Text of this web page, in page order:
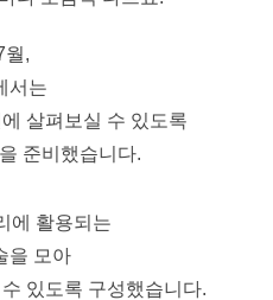
월,
서는
살펴보실 수 있도록
을 준비했습니다.
에 활용되는
을 모아
있도록 구성했습니다.